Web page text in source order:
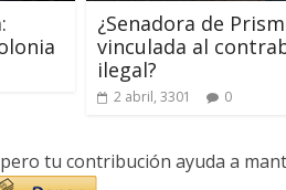
¿Senadora de Prism
vinculada al
ilegal?
2 abril, 3301 0
tu contribución ayuda a